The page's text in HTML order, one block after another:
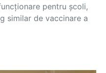
pentru școli,
similar de vaccinare a